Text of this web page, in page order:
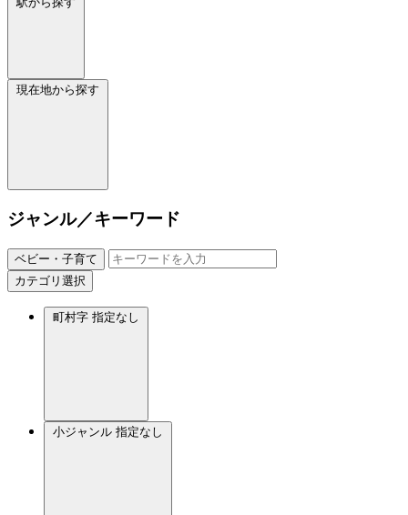
現在地から探す
ジャンル／キーワード
ベビー・子育て
カテゴリ選択
町村字 指定なし
小ジャンル 指定なし